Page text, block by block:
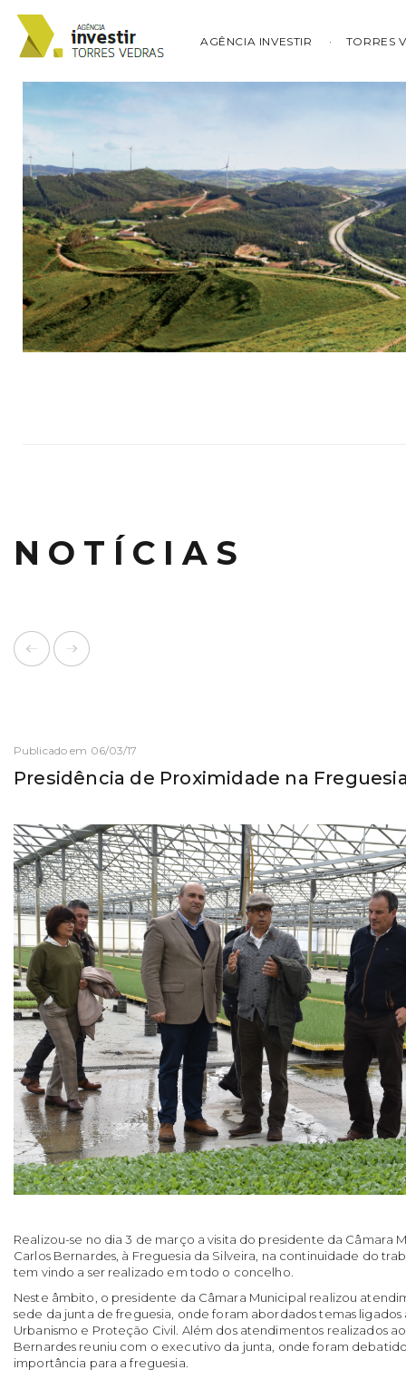
AGÊNCIA INVESTIR TORRES
NOTÍCIAS
Publicado em 06/03/17
Presidência de Proximidade na
Realizou-se no dia 3 de março a visita do presidente da Câmara
Carlos Bernardes, à Freguesia da Silveira, na continuidade do
tem vindo a ser realizado em todo o concelho.
Neste âmbito, o presidente da Câmara Municipal realizou
sede da junta de freguesia, onde foram abordados temas ligados
Urbanismo e Proteção Civil. Além dos atendimentos realizados
Bernardes reuniu com o executivo da junta, onde foram
importância para a freguesia.